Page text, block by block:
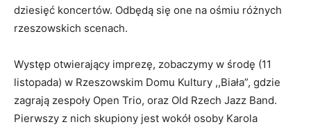
dziesięć koncertów. Odbędą się one na ośmiu różnych
rzeszowskich scenach.
Występ otwierający imprezę, zobaczymy w środę (11
listopada) w Rzeszowskim Domu Kultury ,,Biała”, gdzie
zagrają zespoły Open Trio, oraz Old Rzech Jazz Band.
Pierwszy z nich skupiony jest wokół osoby Karola